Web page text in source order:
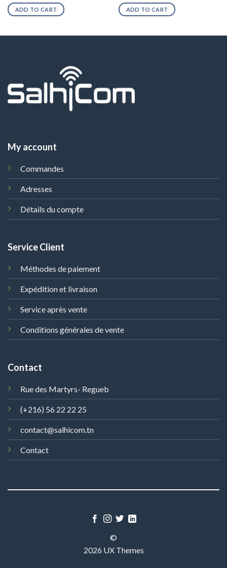
ADD TO CART ADD TO CART
My account
Commandes
Adresses
Détails du compte
Service Client
Méthodes de paiement
Expédition et livraison
Service après vente
Conditions générales de vente
Contact
Rue des Martyrs- Regueb
(+216) 56 22 22 25
contact@salhicom.tn
Contact
©
2026 UX Themes